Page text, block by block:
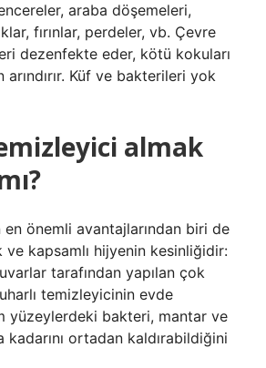
araba döşemeleri,
fırınlar, perdeler, vb. Çevre
dezenfekte eder, kötü kokuları
Küf ve bakterileri yok
almak
en önemli avantajlarından biri de
kapsamlı hijyenin kesinliğidir:
tarafından yapılan çok
temizleyicinin evde
yüzeylerdeki bakteri, mantar ve
kadarını ortadan kaldırabildiğini